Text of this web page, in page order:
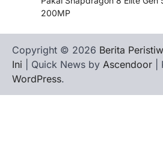
200MP
Copyright © 2026 Berita
Ini | Quick News by Ascendoor |
WordPress.